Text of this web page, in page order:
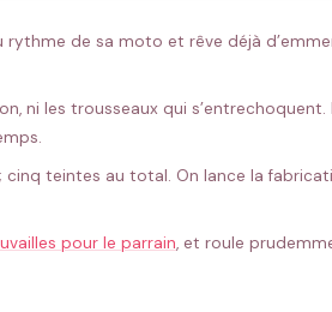
de sa moto et rêve déjà
ni les trousseaux qui
cinq teintes au total. On lance la
pour le parrain, et roule